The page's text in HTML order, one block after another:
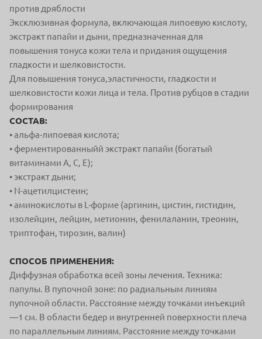
против дряблости
Эксклюзивная формула, включающая липоевую кислоту,
экстракт папайи и дыни, предназначенная для
повышения тонуса кожи тела и придания ощущения
гладкости и шелковистости.
Для повышения тонуса,эластичности, гладкости и
шелковистости кожи лица и тела. Против рубцов в стадии
формирования
СОСТАВ:
• альфа-липоевая кислота;
• ферментированныйй экстракт папайи (богатый
витаминами А, С, Е);
• экстракт дыни;
• N-ацетилцистеин;
• аминокислоты в L-форме (аргинин, цистин, гистидин,
изолейцин, лейцин, метионин, фенилаланин, треонин,
триптофан, тирозин, валин)
СПОСОБ ПРИМЕНЕНИЯ:
Диффузная обработка всей зоны лечения. Техника:
папулы. В пупочной зоне: по радиальным линиям
пупочной области. Расстояние между точками инъекций
—1 см. В области бедер и внутренней поверхности плеча
по параллельным линиям. Расстояние между точками